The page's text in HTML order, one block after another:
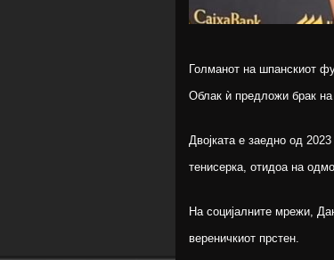
Голманот на шпанскиот
Облак ѝ предложи брак
Двојката е заедно од
тенисерка, отидоа на
На социјалните мрежи,
вереничкиот прстен.